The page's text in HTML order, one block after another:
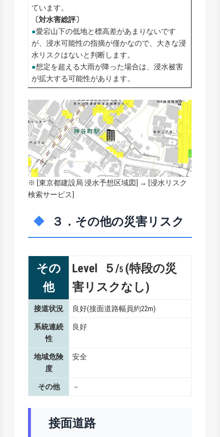
ています。
〔対水害総評〕
●愛宕山下の低地と標高差があまりないです
が、浸水可能性の指摘が僅かなので、大きな浸
水リスクはないと判断します。
●想定を超える大雨が降った場合は、浸水被害
が拡大する可能性があります。
※ [東京都建設局 浸水予想区域図] → [浸水リスク
検索サービス]
３．その他の災害リスク
その
他
Level ５/5 (特段の災
害リスクなし)
接道状況 良好(接面道路幅員約22m)
系統連続
性
良好
地域危険
度
安全
その他 －
接面道路